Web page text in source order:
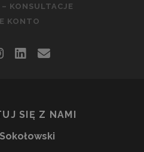
KONSULTACJE
KONTO
instagram
linkedin
email
SIĘ Z NAMI